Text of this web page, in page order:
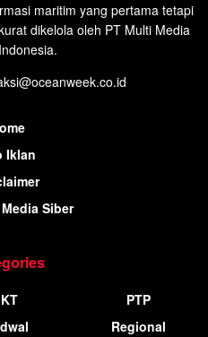
maritim yang pertama tetapi
dikelola oleh PT Multi Media
Iklan
Siber
PTP
Regional